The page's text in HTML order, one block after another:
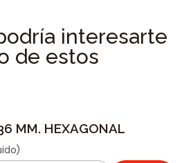
: Acero Reforzado
interesarte
de estos
MM. HEXAGONAL